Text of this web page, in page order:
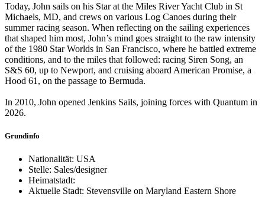
Today, John sails on his Star at the Miles River Yacht Club in St
Michaels, MD, and crews on various Log Canoes during their
summer racing season. When reflecting on the sailing experiences
that shaped him most, John’s mind goes straight to the raw intensity
of the 1980 Star Worlds in San Francisco, where he battled extreme
conditions, and to the miles that followed: racing Siren Song, an
S&S 60, up to Newport, and cruising aboard American Promise, a
Hood 61, on the passage to Bermuda.
In 2010, John opened Jenkins Sails, joining forces with Quantum in
2026.
Grundinfo
Nationalität: USA
Stelle: Sales/designer
Heimatstadt:
Aktuelle Stadt: Stevensville on Maryland Eastern Shore